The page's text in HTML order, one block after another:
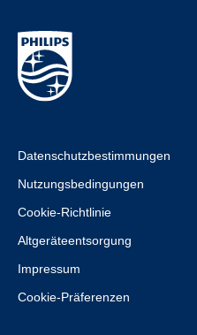
Datenschutzbestimmungen
Nutzungsbedingungen
Cookie-Richtlinie
Altgeräteentsorgung
Impressum
Cookie-Präferenzen